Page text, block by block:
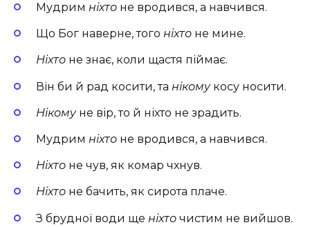
Мудрим ніхто не вродився, а навчився.
Що Бог наверне, того ніхто не мине.
Ніхто не знає, коли щастя піймає.
Він би й рад косити, та нікомукосу носити.
Нікомуне вір, то й ніхто не зрадить.
Мудрим ніхто не вродився, а навчився.
Ніхто не чув, як комар чхнув.
Ніхто не бачить, як сирота плаче.
З брудної води ще ніхто чистим не вийшов.